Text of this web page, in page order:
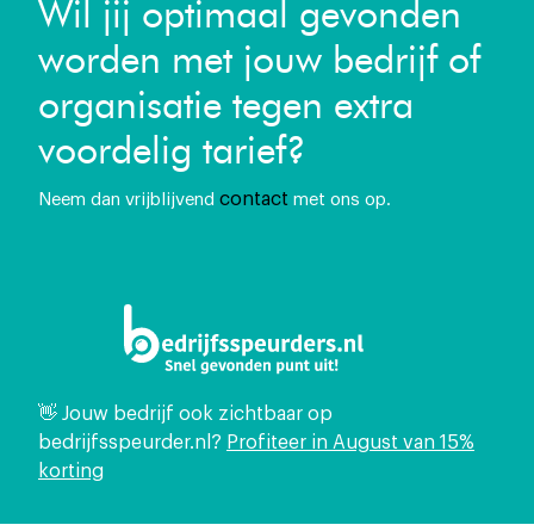
Wil jij optimaal gevonden
worden met jouw bedrijf of
organisatie tegen extra
voordelig tarief?
Neem dan vrijblijvend contact met ons op.
👋 Jouw bedrijf ook zichtbaar op
bedrijfsspeurder.nl? Profiteer in August van 15%
korting